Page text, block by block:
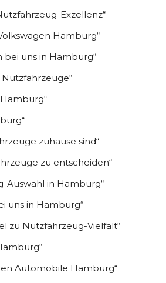
Exzellenz“
Hamburg“
bei uns in Hamburg“
zuhause sind“
zu entscheiden“
Auswahl in Hamburg“
uns in Hamburg“
zu Nutzfahrzeug-Vielfalt“
Automobile Hamburg“